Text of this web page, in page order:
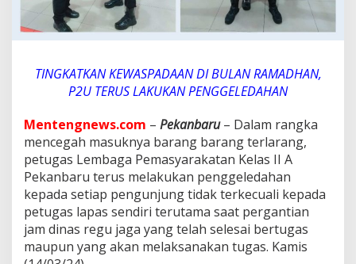
a
n
G
n
M
e
n
c
e
g
a
h
TINGKATKAN KEWASPADAAN DI BULAN RAMADHAN,
P2U TERUS LAKUKAN PENGGELEDAHAN
Mentengnews.com – Pekanbaru– Dalam rangka
mencegah masuknya barang barang terlarang,
petugas Lembaga Pemasyarakatan Kelas II A
Pekanbaru terus melakukan penggeledahan
kepada setiap pengunjung tidak terkecuali kepada
petugas lapas sendiri terutama saat pergantian
jam dinas regu jaga yang telah selesai bertugas
maupun yang akan melaksanakan tugas. Kamis